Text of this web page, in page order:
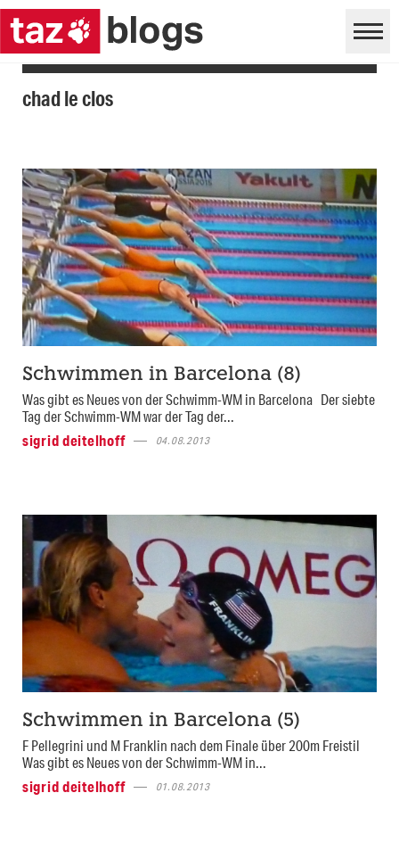
chad le clos
Schwimmen in Barcelona (8)
Was gibt es Neues von der Schwimm-WM in Barcelona Der siebte
Tag der Schwimm-WM war der Tag der...
sigrid deitelhoff
04.08.2013
Schwimmen in Barcelona (5)
F Pellegrini und M Franklin nach dem Finale über 200m Freistil
Was gibt es Neues von der Schwimm-WM in...
sigrid deitelhoff
01.08.2013